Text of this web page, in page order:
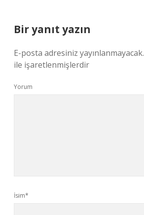
Bir yanıt yazın
E-posta adresiniz yayınlanmayacak.
ile işaretlenmişlerdir
Yorum
İsim*